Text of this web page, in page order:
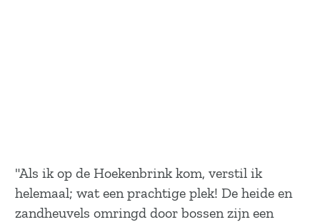
"Als ik op de Hoekenbrink kom, verstil ik
helemaal; wat een prachtige plek! De heide en
zandheuvels omringd door bossen zijn een